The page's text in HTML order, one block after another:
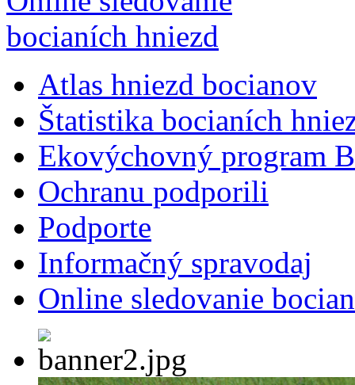
bocianích hniezd
Atlas hniezd bocianov
Štatistika bocianích
Ekovýchovný program
Ochranu podporili
Podporte
Informačný spravodaj
Online sledovanie